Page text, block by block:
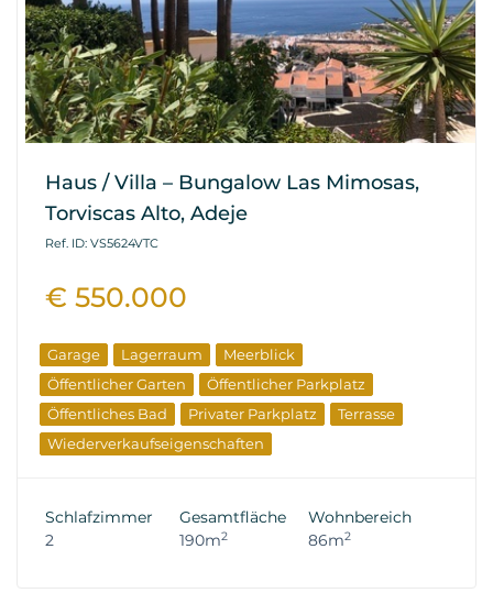
Haus / Villa – Bungalow Las Mimosas,
Torviscas Alto, Adeje
Ref. ID: VS5624VTC
€ 550.000
Garage Lagerraum
Meerblick
Öffentlicher Garten
Öffentlicher Parkplatz
Öffentliches Bad
Privater Parkplatz
Terrasse
Wiederverkaufseigenschaften
Schlafzimmer
2
Gesamtfläche
190m2
Wohnbereich
86m2